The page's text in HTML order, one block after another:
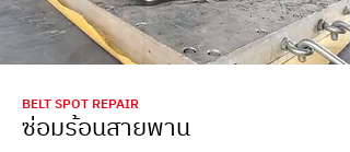
BELT SPOT REPAIR
ซ่อมร้อนสายพาน